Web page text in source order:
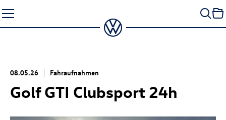
Seiteninhalt
springen
08.05.26 Fahraufnahmen
Golf GTI Clubsport 24h